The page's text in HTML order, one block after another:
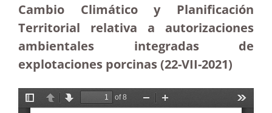
Cambio Climático y Planificación
Territorial relativa a autorizaciones
ambientales integradas de
explotaciones porcinas (22-VII-2021)